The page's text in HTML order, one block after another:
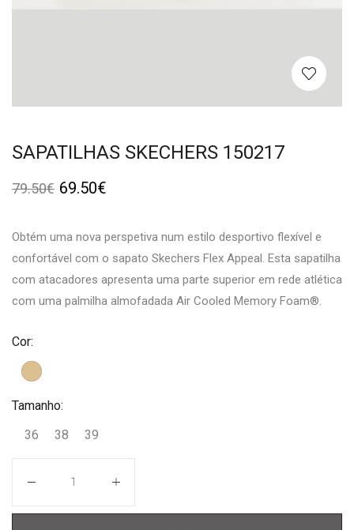
SAPATILHAS SKECHERS 150217
79.50€ 69.50€
Obtém uma nova perspetiva num estilo desportivo flexível e
confortável com o sapato Skechers Flex Appeal. Esta sapatilha
com atacadores apresenta uma parte superior em rede atlética
com uma palmilha almofadada Air Cooled Memory Foam®.
Cor:
Tamanho:
36
38 39